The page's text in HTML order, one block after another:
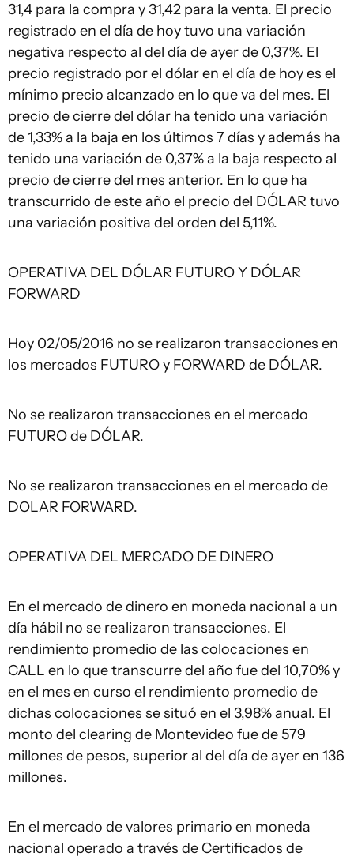
31,4 para la compra y 31,42 para la venta. El precio
registrado en el día de hoy tuvo una variación
negativa respecto al del día de ayer de 0,37%. El
precio registrado por el dólar en el día de hoy es el
mínimo precio alcanzado en lo que va del mes. El
precio de cierre del dólar ha tenido una variación
de 1,33% a la baja en los últimos 7 días y además ha
tenido una variación de 0,37% a la baja respecto al
precio de cierre del mes anterior. En lo que ha
transcurrido de este año el precio del DÓLAR tuvo
una variación positiva del orden del 5,11%.
OPERATIVA DEL DÓLAR FUTURO Y DÓLAR
FORWARD
Hoy 02/05/2016 no se realizaron transacciones en
los mercados FUTURO y FORWARD de DÓLAR.
No se realizaron transacciones en el mercado
FUTURO de DÓLAR.
No se realizaron transacciones en el mercado de
DOLAR FORWARD.
OPERATIVA DEL MERCADO DE DINERO
En el mercado de dinero en moneda nacional a un
día hábil no se realizaron transacciones. El
rendimiento promedio de las colocaciones en
CALL en lo que transcurre del año fue del 10,70% y
en el mes en curso el rendimiento promedio de
dichas colocaciones se situó en el 3,98% anual. El
monto del clearing de Montevideo fue de 579
millones de pesos, superior al del día de ayer en 136
millones.
En el mercado de valores primario en moneda
nacional operado a través de Certificados de